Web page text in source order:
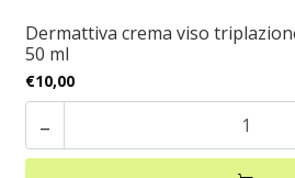
Dermattiva crema viso
50 ml
€10,00
-